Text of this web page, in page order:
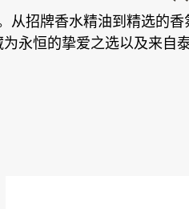
从招牌香水精油到精选的
永恒的挚爱之选以及来自